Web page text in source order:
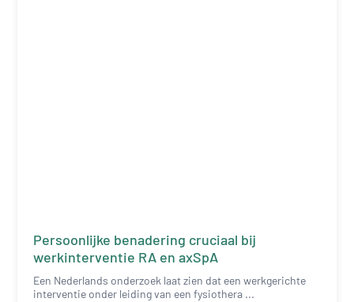
Persoonlijke benadering cruciaal bij
werkinterventie RA en axSpA
Een Nederlands onderzoek laat zien dat een werkgerichte
interventie onder leiding van een fysiothera ...